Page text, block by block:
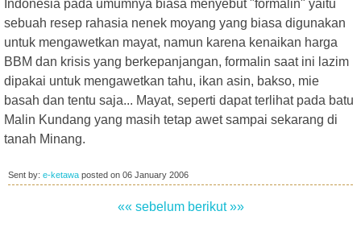
Indonesia pada umumnya biasa menyebut "formalin" yaitu
sebuah resep rahasia nenek moyang yang biasa digunakan
untuk mengawetkan mayat, namun karena kenaikan harga
BBM dan krisis yang berkepanjangan, formalin saat ini lazim
dipakai untuk mengawetkan tahu, ikan asin, bakso, mie
basah dan tentu saja... Mayat, seperti dapat terlihat pada batu
Malin Kundang yang masih tetap awet sampai sekarang di
tanah Minang.
Sent by: e-ketawa posted on 06 January 2006
«« sebelum berikut »»